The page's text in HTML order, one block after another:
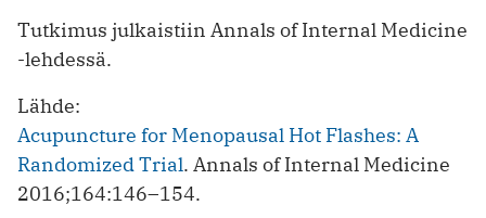
Tutkimus julkaistiin Annals of Internal Medicine
-lehdessä.
Lähde:
Acupuncture for Menopausal Hot Flashes: A
Randomized Trial. Annals of Internal Medicine
2016;164:146–154.